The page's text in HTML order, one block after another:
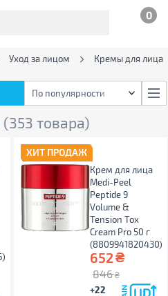
0
Уход за лицом Кремы для лица
(353 товара)
По популярности
ХИТ ПРОДАЖ
Крем для лица
Medi-Peel
Peptide 9
Volume &
Tension Tox
Cream Pro 50 г
(8809941820430)
652₴
846 ₴
+22
По популярности